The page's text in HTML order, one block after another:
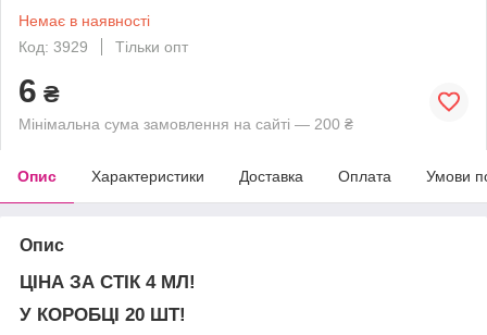
Немає в наявності
Код: 3929
Тільки опт
6 ₴
Мінімальна сума замовлення на сайті — 200 ₴
Опис Характеристики Доставка Оплата Умови
Опис
ЦІНА ЗА СТІК 4 МЛ!
У КОРОБЦІ 20 ШТ!